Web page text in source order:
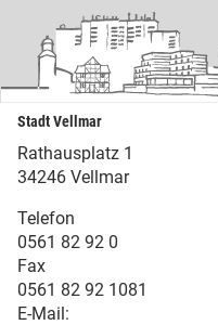
Stadt Vellmar
Rathausplatz 1
34246 Vellmar
Telefon
0561 82 92 0
Fax
0561 82 92 1081
E-Mail: